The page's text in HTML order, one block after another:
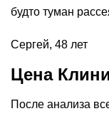
будто туман
Сергей, 48 лет
Цена
После анализа